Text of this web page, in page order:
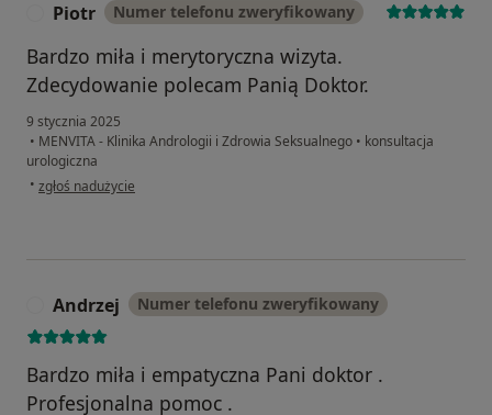
Piotr Numer telefonu zweryfikowany
Bardzo miła i merytoryczna wizyta.
Zdecydowanie polecam Panią Doktor.
9 stycznia 2025
• MENVITA - Klinika Andrologii i Zdrowia Seksualnego • konsultacja
urologiczna
• w opinii użytkownika Piotr
zgłoś nadużycie
Andrzej Numer telefonu zweryfikowany
Bardzo miła i empatyczna Pani doktor .
Profesjonalna pomoc .